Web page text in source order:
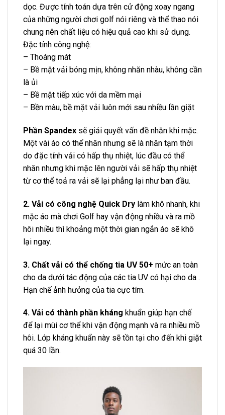
dọc. Được tính toán dựa trên cử động xoay ngang
của những người chơi golf nói riêng và thể thao nói
chung nên chất liệu có hiệu quả cao khi sử dụng.
Đặc tính công nghệ:
– Thoáng mát
– Bề mặt vải bóng mịn, không nhăn nhàu, không cần
là ủi
– Bề mặt tiếp xúc với da mềm mại
– Bền màu, bề mặt vải luôn mới sau nhiều lần giặt
Phần Spandex sẽ giải quyết vấn đề nhăn khi mặc.
Một vài áo có thể nhăn nhưng sẽ là nhăn tạm thời
do đặc tính vải có hấp thụ nhiệt, lúc đầu có thể
nhăn nhưng khi mặc lên người vải sẽ hấp thụ nhiệt
từ cơ thể toả ra vải sẽ lại phẳng lại như ban đầu.
2. Vải có công nghệ Quick Dry làm khô nhanh, khi
mặc áo mà chơi Golf hay vận động nhiều và ra mồ
hôi nhiều thì khoảng một thời gian ngắn áo sẽ khô
lại ngay.
3. Chất vải có thể chống tia UV 50+ mức an toàn
cho da dưới tác động của các tia UV có hại cho da .
Hạn chế ảnh hưởng của tia cực tím.
4. Vải có thành phần kháng khuẩn giúp hạn chế
để lại mùi cơ thể khi vận động mạnh và ra nhiều mồ
hôi. Lớp kháng khuẩn này sẽ tồn tại cho đến khi giặt
quá 30 lần.